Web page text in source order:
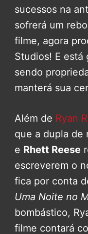
sucessos na
sofrerá um
filme, agora
Studios! E está
sendo
manterá sua
Além de Ryan
que a dupla de
e Rhett Reese
escreverem o
fica por conta
Uma Noite no
bombástico,
filme contará